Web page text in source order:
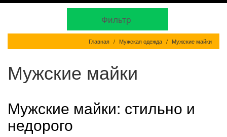
Фильтр
Главная Мужская одежда Мужские майки
Мужские майки
Мужские майки: стильно и
недорого